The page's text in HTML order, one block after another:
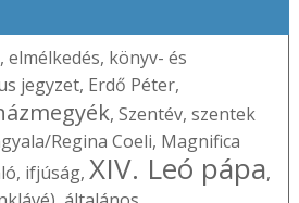
, elmélkedés, könyv- és
jegyzet, Erdő Péter,
, Szentév, szentek
Regina Coeli, Magnifica
, ifjúság, XIV. Leó pápa,